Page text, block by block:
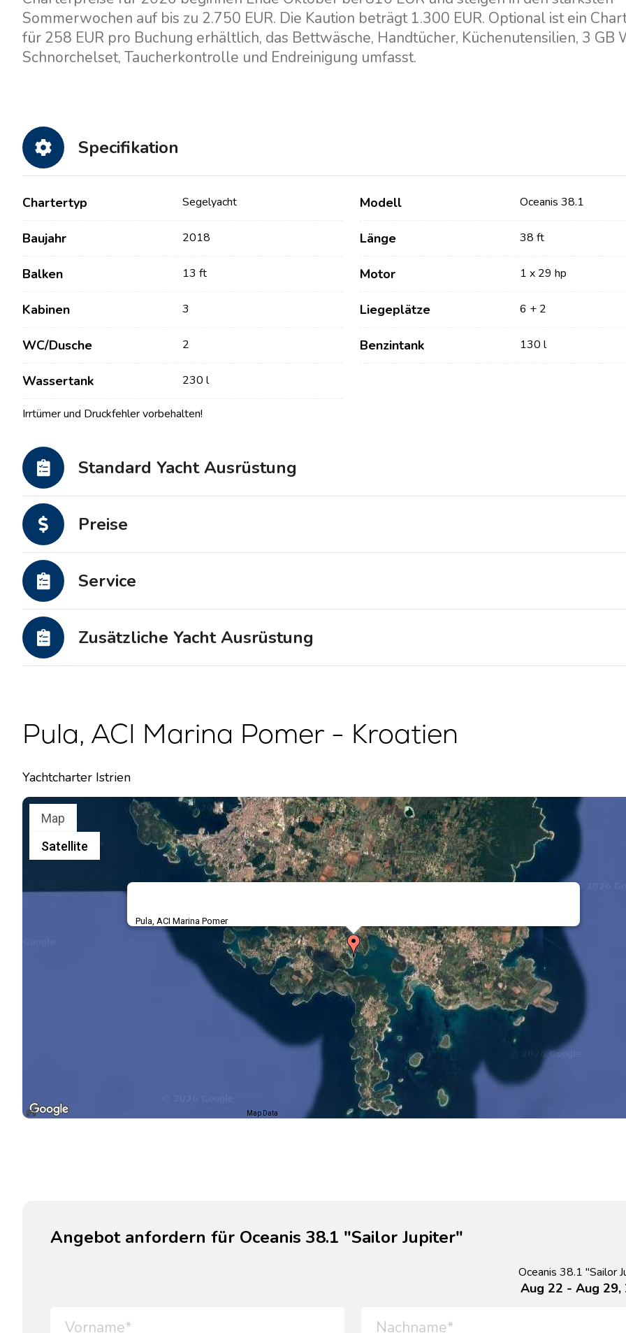
Sommerwochen auf bis zu 2.750 EUR. Die Kaution beträgt 1.300 EUR. Optional ist ein
für 258 EUR pro Buchung erhältlich, das Bettwäsche, Handtücher, Küchenutensilien, 3 GB
Schnorchelset, Taucherkontrolle und Endreinigung umfasst.
Specifikation
Chartertyp Segelyacht Modell Oceanis 38.1
Baujahr 2018 Länge 38 ft
Balken 13 ft Motor 1 x 29 hp
Kabinen 3 Liegeplätze 6 + 2
WC/Dusche 2 Benzintank 130 l
Wassertank 230 l
Irrtümer und Druckfehler vorbehalten!
Standard Yacht Ausrüstung
Preise
Service
Zusätzliche Yacht Ausrüstung
Pula, ACI Marina Pomer - Kroatien
Yachtcharter Istrien
Pula, ACI Marina Pomer
Map
Satellite
Map Data
Angebot anfordern für Oceanis 38.1 "Sailor Jupiter"
Oceanis 38.1 "Sailor
Aug 22 - Aug 29,
Nachrichten / Blog
Partner
Segelboote
Katamarane
Motorkatamarane
Bareboat Yachtcharter
Yachtcharter mit Crew
Charter
Segelregion Zadar
Segelregion Šibenik
Segelregion Kvarner